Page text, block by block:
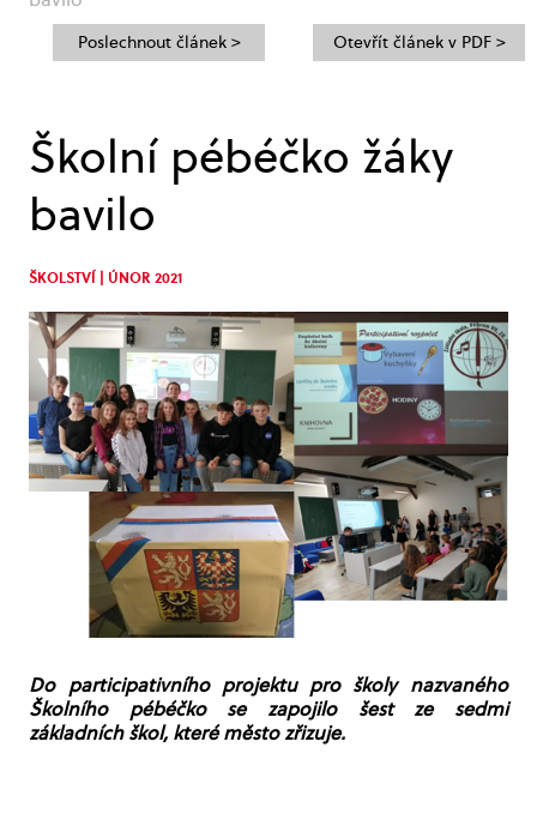
Školní pébéčko žáky
bavilo
ŠKOLSTVÍ | ÚNOR 2021
Do participativního projektu pro školy nazvaného
Školního pébéčko se zapojilo šest ze sedmi
základních škol, které město zřizuje.
Poslechnout článek > Otevřít článek v PDF >